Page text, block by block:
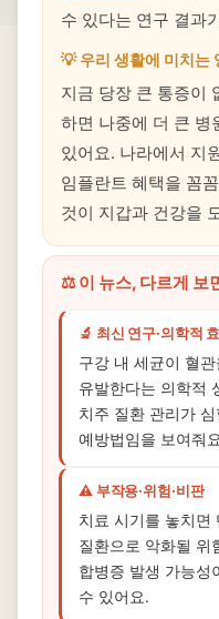
수 있다는 연구 결과
💡 우리 생활에 미치는
지금 당장 큰 통증이
하면 나중에 더 큰 병
있어요. 나라에서 지
임플란트 혜택을 꼼
것이 지갑과 건강을
⚖️ 이 뉴스, 다르게 보
🔬 최신 연구·의학적
구강 내 세균이 혈
유발한다는 의학적
치주 질환 관리가
예방법임을 보여줘
⚠️ 부작용·위험·비판
치료 시기를 놓치면
질환으로 악화될 위
합병증 발생 가능성
수 있어요.